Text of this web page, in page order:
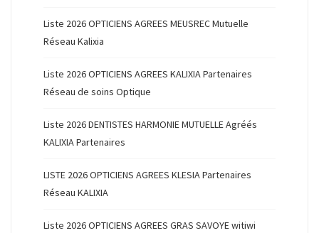
Liste 2026 OPTICIENS AGREES MEUSREC Mutuelle
Réseau Kalixia
Liste 2026 OPTICIENS AGREES KALIXIA Partenaires
Réseau de soins Optique
Liste 2026 DENTISTES HARMONIE MUTUELLE Agréés
KALIXIA Partenaires
LISTE 2026 OPTICIENS AGREES KLESIA Partenaires
Réseau KALIXIA
Liste 2026 OPTICIENS AGREES GRAS SAVOYE witiwi